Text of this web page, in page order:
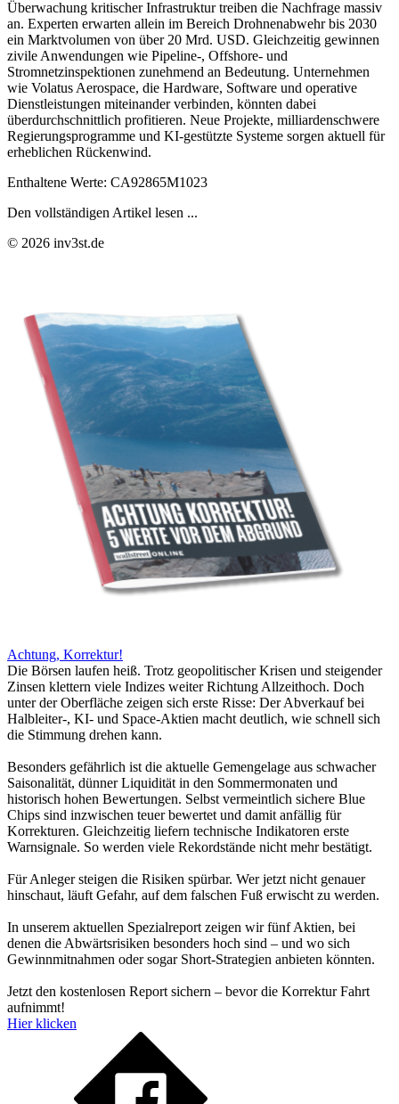
Überwachung kritischer Infrastruktur treiben die Nachfrage massiv
an. Experten erwarten allein im Bereich Drohnenabwehr bis 2030
ein Marktvolumen von über 20 Mrd. USD. Gleichzeitig gewinnen
zivile Anwendungen wie Pipeline-, Offshore- und
Stromnetzinspektionen zunehmend an Bedeutung. Unternehmen
wie Volatus Aerospace, die Hardware, Software und operative
Dienstleistungen miteinander verbinden, könnten dabei
überdurchschnittlich profitieren. Neue Projekte, milliardenschwere
Regierungsprogramme und KI-gestützte Systeme sorgen aktuell für
erheblichen Rückenwind.
Enthaltene Werte: CA92865M1023
Den vollständigen Artikel lesen ...
© 2026 inv3st.de
Achtung, Korrektur!
Die Börsen laufen heiß. Trotz geopolitischer Krisen und steigender
Zinsen klettern viele Indizes weiter Richtung Allzeithoch. Doch
unter der Oberfläche zeigen sich erste Risse: Der Abverkauf bei
Halbleiter-, KI- und Space-Aktien macht deutlich, wie schnell sich
die Stimmung drehen kann.
Besonders gefährlich ist die aktuelle Gemengelage aus schwacher
Saisonalität, dünner Liquidität in den Sommermonaten und
historisch hohen Bewertungen. Selbst vermeintlich sichere Blue
Chips sind inzwischen teuer bewertet und damit anfällig für
Korrekturen. Gleichzeitig liefern technische Indikatoren erste
Warnsignale. So werden viele Rekordstände nicht mehr bestätigt.
Für Anleger steigen die Risiken spürbar. Wer jetzt nicht genauer
hinschaut, läuft Gefahr, auf dem falschen Fuß erwischt zu werden.
In unserem aktuellen Spezialreport zeigen wir fünf Aktien, bei
denen die Abwärtsrisiken besonders hoch sind – und wo sich
Gewinnmitnahmen oder sogar Short-Strategien anbieten könnten.
Jetzt den kostenlosen Report sichern – bevor die Korrektur Fahrt
aufnimmt!
Hier klicken